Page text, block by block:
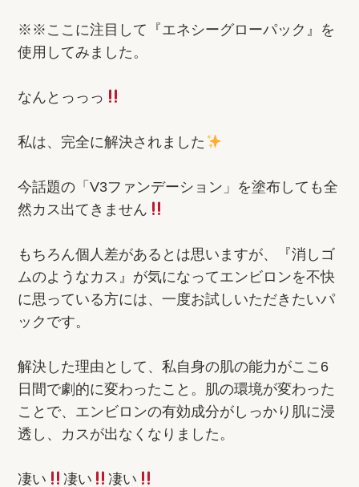
※※ここに注目して『エネシーグローパック』を
使用してみました。
なんとっっっ
私は、完全に解決されました
今話題の「V3ファンデーション」を塗布しても全
然カス出てきません
もちろん個人差があるとは思いますが、『消しゴ
ムのようなカス』が気になってエンビロンを不快
に思っている方には、一度お試しいただきたいパ
ックです。
解決した理由として、私自身の肌の能力がここ6
日間で劇的に変わったこと。肌の環境が変わった
ことで、エンビロンの有効成分がしっかり肌に浸
透し、カスが出なくなりました。
凄い 凄い 凄い